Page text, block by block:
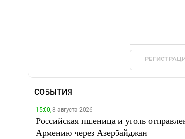
СОБЫТИЯ
15:00,8 августа 2026
Российская пшеница и уголь
Армению через Азербайджан